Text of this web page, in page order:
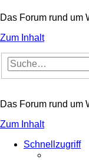
Das Forum rund um
Zum Inhalt
Das Forum rund um
Zum Inhalt
Schnellzugriff